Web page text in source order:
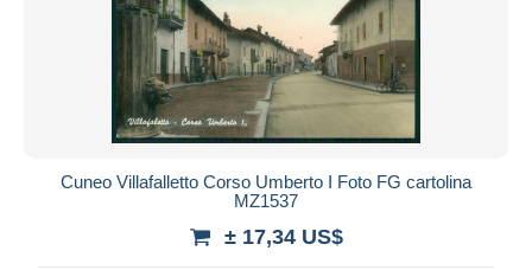
Cuneo Villafalletto Corso Umberto I Foto FG cartolina
MZ1537
± 17,34 US$